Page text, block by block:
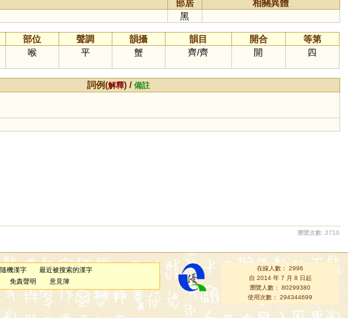
部居
相關異體
黑
部位 聲調 韻攝 韻目 開合
等第
喉 平 蟹 齊/齊 開 四
詞例(解釋) /備註
瀏覽次數: 2710
隨機漢字
最近被搜索的漢字
免責聲明 意見簿
在線人數： 2996
自 2014 年 7 月 8 日起
瀏覽人數： 80299380
使用次數： 294344699